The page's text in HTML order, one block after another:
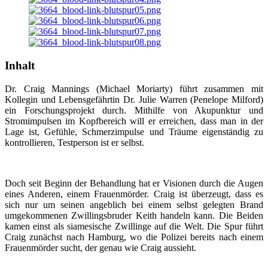
Inhalt
Dr. Craig Mannings (Michael Moriarty) führt zusammen mit
Kollegin und Lebensgefährtin Dr. Julie Warren (Penelope Milford)
ein Forschungsprojekt durch. Mithilfe von Akupunktur und
Stromimpulsen im Kopfbereich will er erreichen, dass man in der
Lage ist, Gefühle, Schmerzimpulse und Träume eigenständig zu
kontrollieren, Testperson ist er selbst.
Doch seit Beginn der Behandlung hat er Visionen durch die Augen
eines Anderen, einem Frauenmörder. Craig ist überzeugt, dass es
sich nur um seinen angeblich bei einem selbst gelegten Brand
umgekommenen Zwillingsbruder Keith handeln kann. Die Beiden
kamen einst als siamesische Zwillinge auf die Welt. Die Spur führt
Craig zunächst nach Hamburg, wo die Polizei bereits nach einem
Frauenmörder sucht, der genau wie Craig aussieht.